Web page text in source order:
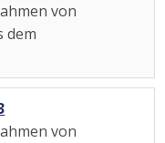
von
dem
von